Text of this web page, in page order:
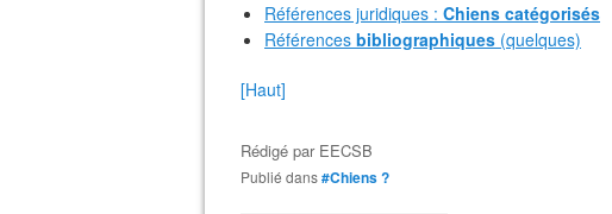
Références juridiques : Chiens catégorisés
Références bibliographiques (quelques)
[Haut]
Rédigé par EECSB
Publié dans#Chiens ?